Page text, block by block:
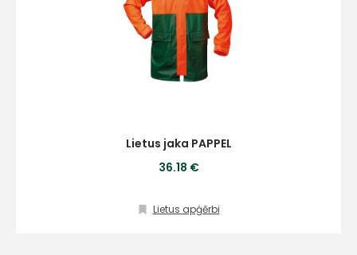
Lietus jaka PAPPEL
36.18 €
Lietus apģērbi